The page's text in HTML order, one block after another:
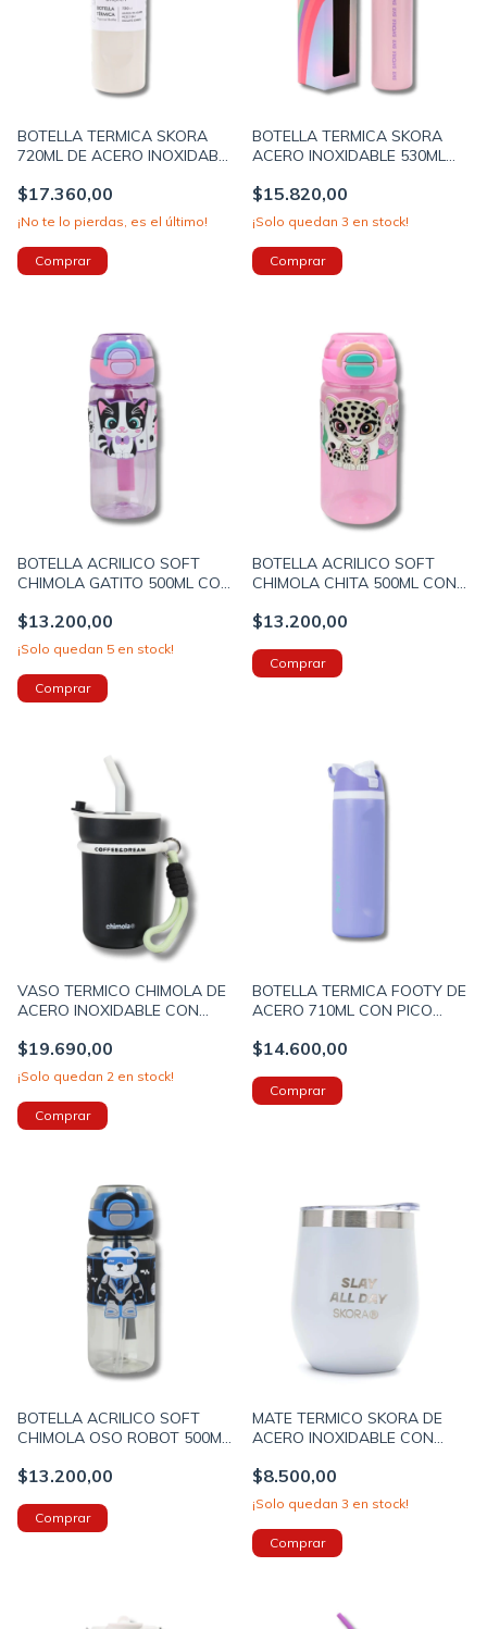
BOTELLA TERMICA SKORA
720ML DE ACERO INOXIDABLE
TAPA GRIS (40594C)
$17.360,00
¡No te lo pierdas, es el último!
BOTELLA TERMICA SKORA
ACERO INOXIDABLE 530ML
$15.820,00
¡Solo quedan 3 en stock!
BOTELLA ACRILICO SOFT
CHIMOLA GATITO 500ML CON
$13.200,00
¡Solo quedan 5 en stock!
BOTELLA ACRILICO SOFT
CHIMOLA CHITA 500ML CON
$13.200,00
VASO TERMICO CHIMOLA DE
ACERO INOXIDABLE CON
NEGRO (BZ63A)
$19.690,00
¡Solo quedan 2 en stock!
BOTELLA TERMICA FOOTY DE
ACERO 710ML CON PICO
$14.600,00
BOTELLA ACRILICO SOFT
CHIMOLA OSO ROBOT 500ML
$13.200,00
MATE TERMICO SKORA DE
ACERO INOXIDABLE CON
(39435B)
$8.500,00
¡Solo quedan 3 en stock!